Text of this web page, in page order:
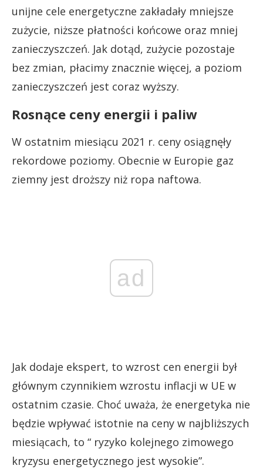
unijne cele energetyczne zakładały mniejsze
zużycie, niższe płatności końcowe oraz mniej
zanieczyszczeń. Jak dotąd, zużycie pozostaje
bez zmian, płacimy znacznie więcej, a poziom
zanieczyszczeń jest coraz wyższy.
Rosnące ceny energii i paliw
W ostatnim miesiącu 2021 r. ceny osiągnęły
rekordowe poziomy. Obecnie w Europie gaz
ziemny jest droższy niż ropa naftowa.
ad
Jak dodaje ekspert, to wzrost cen energii był
głównym czynnikiem wzrostu inflacji w UE w
ostatnim czasie. Choć uważa, że energetyka nie
będzie wpływać istotnie na ceny w najbliższych
miesiącach, to “ ryzyko kolejnego zimowego
kryzysu energetycznego jest wysokie”.